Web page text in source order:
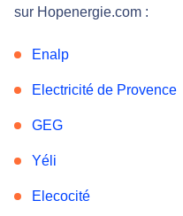
sur Hopenergie.com :
Enalp
Electricité de Provence
GEG
Yéli
Elecocité